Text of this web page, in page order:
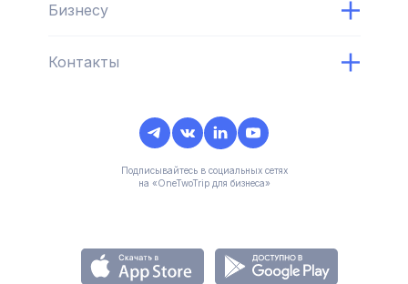
Бизнесу
Контакты
Подписывайтесь в социальных сетях
на «OneTwoTrip для бизнеса»